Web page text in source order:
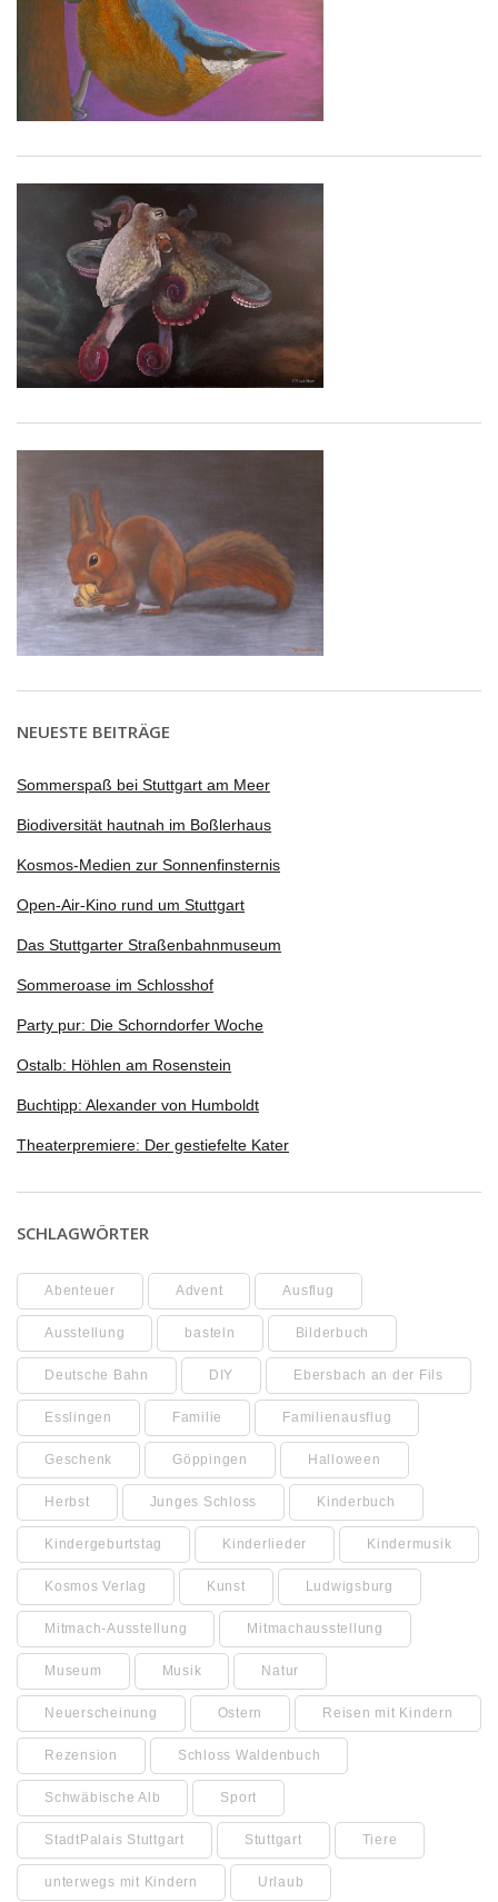
NEUESTE BEITRÄGE
Sommerspaß bei Stuttgart am Meer
Biodiversität hautnah im Boßlerhaus
Kosmos-Medien zur Sonnenfinsternis
Open-Air-Kino rund um Stuttgart
Das Stuttgarter Straßenbahnmuseum
Sommeroase im Schlosshof
Party pur: Die Schorndorfer Woche
Ostalb: Höhlen am Rosenstein
Buchtipp: Alexander von Humboldt
Theaterpremiere: Der gestiefelte Kater
SCHLAGWÖRTER
Abenteuer Advent Ausflug
Ausstellung basteln Bilderbuch
Deutsche Bahn DIY Ebersbach an der Fils
Esslingen Familie Familienausflug
Geschenk Göppingen Halloween
Herbst Junges Schloss Kinderbuch
Kindergeburtstag Kinderlieder Kindermusik
Kosmos Verlag Kunst Ludwigsburg
Mitmach-Ausstellung Mitmachausstellung
Museum Musik Natur
Neuerscheinung Ostern Reisen mit Kindern
Rezension Schloss Waldenbuch
Schwäbische Alb Sport
StadtPalais Stuttgart Stuttgart Tiere
unterwegs mit Kindern Urlaub